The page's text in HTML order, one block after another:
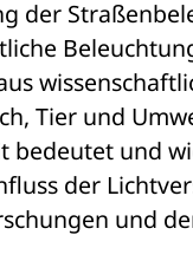
der
Tier und
bedeutet und
der
und